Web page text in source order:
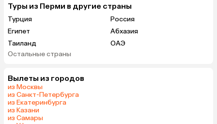
Туры из Перми в другие страны
Турция
Россия
Египет
Абхазия
Таиланд
ОАЭ
Гонконг
Остальные страны
Вылеты из городов
из Москвы
из Санкт-Петербурга
из Екатеринбурга
из Казани
из Самары